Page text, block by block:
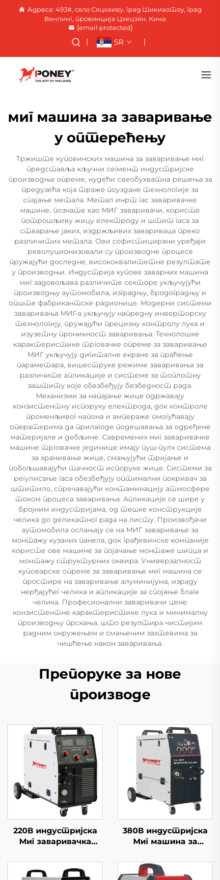
Адреса: 493#, село Сяцхаиву, град Шикиаотоу, град
Венлинг, провинција Цхецзян. Кина
[email protected]
SR
миг машина за заваривање
у оптерећењу
Тржиште куповинских машина за заваривање миг
представља кључни сегмент индустријске
производње опреме, нудећи свеобухватна решења за
предузећа која траже поуздане технологије за
спајање метала. Метал инрт гас заваривачке
машине, познате као МИГ заваривачи, користе
потрошљиву жицу електроду и штит гаса за
стварање јаких, издржљивих завариваца преко
различитих метала. Ови софистицирани уређаји
револуционизовали су производне процесе
пружајући доследне, висококвалитетне резултате
у производњи. Индустрија купове заварних машина
миг задовољава различите секторе укључујући
производњу аутомобила, изградњу, бродоградњу и
опште фабрикантске радионице. Модерни системи
заваривања МИГ-а укључују напредну инверторску
технологију, пружајући прецизну контролу лука и
изузетну проникност заваривања. Технолошке
карактеристике трговачке опреме за заваривање
МИГ укључују дигиталне екране за праћење
параметара, вишеструке режиме заваривања за
различите апликације и системе за топлотну
заштиту које обезбеђују безбедност рада.
Механизми за напајање жице одржавају
конзистентну испоруку електрода, док контроле
променљивог напона и ампераже омогућавају
оператерима да прилагоде подешавања за одређене
материјале и дебљине. Савремених миг заваривачке
машине трговачке јединице имају пуш-пулх система
за хранивање жице, смањујући тријање и
побољшавајући тачност испоруке жице. Системи за
регулисање гаса обезбеђују оптимални покривач за
штитило, спречавајући контаминацију атмосфере
током процеса заваривања. Апликације се шире у
бројним индустријама, од тешке конструкције
челика до деликатног рада на листу. Произвођачи
аутомобила ослањају се на МИГ заваривање за
монтажу кузаних панела, док грађевинске компаније
користе ове машине за појачање монтаже шипца и
монтажу структурних оквира. Универзалност
куповарске опреме за заваривање миг машина се
простире на заваривање алуминијума, израду
нерђајућег челика и апликације за спојање благе
челика. Професионални заваривачи цене
конзистентне карактеристике лука и минималну
производњу прскања, што резултира чистијим
радним окружењем и смањеним захтевима за
чишћење након заваривања.
Препоруке за нове
производе
220В индустријска
Миг заваривачка
мултифункционална
Миг/Маг заваривачка
380В индустријска
Миг машина за
мултифункционална
Миг/Маг машина за